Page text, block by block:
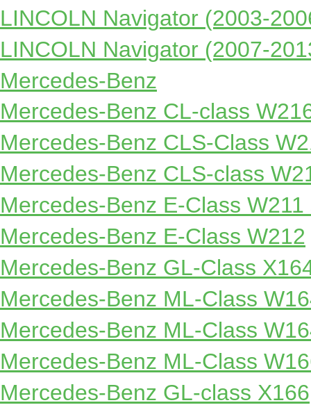
LINCOLN Navigator (2003-
LINCOLN Navigator (2007-
Mercedes-Benz
Mercedes-Benz CL-class
Mercedes-Benz CLS-Class
Mercedes-Benz CLS-class
Mercedes-Benz E-Class
Mercedes-Benz E-Class W212
Mercedes-Benz GL-Class
Mercedes-Benz ML-Class
Mercedes-Benz ML-Class
Mercedes-Benz ML-Class
Mercedes-Benz GL-class X166